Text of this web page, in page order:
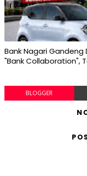
Bank Nagari Gandeng
"Bank Collaboration",
BLOGGER